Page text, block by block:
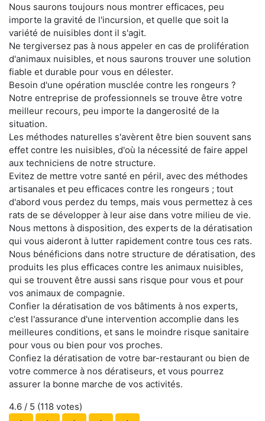
Nous saurons toujours nous montrer efficaces, peu
importe la gravité de l'incursion, et quelle que soit la
variété de nuisibles dont il s'agit.
Ne tergiversez pas à nous appeler en cas de prolifération
d'animaux nuisibles, et nous saurons trouver une solution
fiable et durable pour vous en délester.
Besoin d'une opération musclée contre les rongeurs ?
Notre entreprise de professionnels se trouve être votre
meilleur recours, peu importe la dangerosité de la
situation.
Les méthodes naturelles s'avèrent être bien souvent sans
effet contre les nuisibles, d'où la nécessité de faire appel
aux techniciens de notre structure.
Evitez de mettre votre santé en péril, avec des méthodes
artisanales et peu efficaces contre les rongeurs ; tout
d'abord vous perdez du temps, mais vous permettez à ces
rats de se développer à leur aise dans votre milieu de vie.
Nous mettons à disposition, des experts de la dératisation
qui vous aideront à lutter rapidement contre tous ces rats.
Nous bénéficions dans notre structure de dératisation, des
produits les plus efficaces contre les animaux nuisibles,
qui se trouvent être aussi sans risque pour vous et pour
vos animaux de compagnie.
Confier la dératisation de vos bâtiments à nos experts,
c'est l'assurance d'une intervention accomplie dans les
meilleures conditions, et sans le moindre risque sanitaire
pour vous ou bien pour vos proches.
Confiez la dératisation de votre bar-restaurant ou bien de
votre commerce à nos dératiseurs, et vous pourrez
assurer la bonne marche de vos activités.
4.6 / 5 (118 votes)